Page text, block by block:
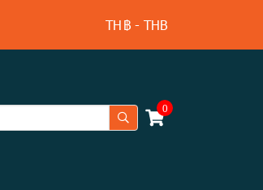
TH฿ - THB
0